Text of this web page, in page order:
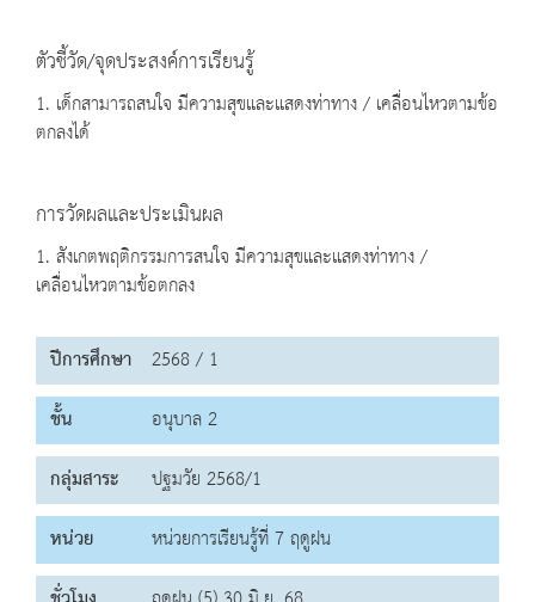
ตัวชี้วัด/จุดประสงค์การเรียนรู้
1. เด็กสามารถสนใจ มีความสุขและแสดงท่าทาง / เคลื่อนไหวตามข้อ
ตกลงได้
การวัดผลและประเมินผล
1. สังเกตพฤติกรรมการสนใจ มีความสุขและแสดงท่าทาง /
เคลื่อนไหวตามข้อตกลง
ปีการศึกษา 2568 / 1
ชั้น
อนุบาล 2
กลุ่มสาระ
ปฐมวัย 2568/1
หน่วย
หน่วยการเรียนรู้ที่ 7 ฤดูฝน